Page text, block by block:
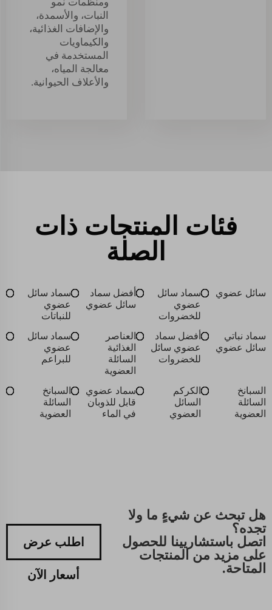
النبات، والأسمدة،
والإضافات الغذائية،
والكيماويات
المستخدمة في
معالجة المياه،
والأعلاف الحيوانية.
فئات المنتجات ذات
الصلة
سائل عضوي
سماد سائل
عضوي
للخضروات
أفضل سماد
سائل عضوي
سماد سائل
عضوي
للنباتات
سماد نباتي
سائل عضوي
أفضل سماد
عضوي سائل
للخضروات
العناصر
الغذائية
السائلة
العضوية
سماد سائل
عضوي
للبراعم
السبانخ
السائلة
العضوية
الكركم
السائل
العضوي
سماد عضوي
قابل للذوبان
في الماء
السبانخ
السائلة
العضوية
هل تبحث عن شيءٍ ما ولا
تجده؟
اتصل باستشاريينا للحصول
على مزيد من المنتجات
المتاحة.
اطلب عرض
أسعار الآن